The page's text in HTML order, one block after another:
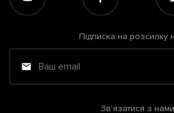
Підписка на розсилку
Зв'язатися з нами